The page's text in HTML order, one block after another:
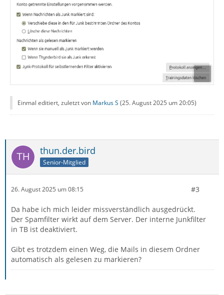
Einmal editiert, zuletzt von Markus S (25. August 2025 um 20:05)
thun.der.bird
Senior-Mitglied
26. August 2025 um 08:15 #3
Da habe ich mich leider missverständlich ausgedrückt.
Der Spamfilter wirkt auf dem Server. Der interne Junkfilter
in TB ist deaktiviert.
Gibt es trotzdem einen Weg, die Mails in diesem Ordner
automatisch als gelesen zu markieren?